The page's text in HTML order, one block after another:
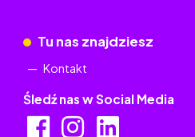
Tu nas znajdziesz
Kontakt
Śledź nas w Social Media